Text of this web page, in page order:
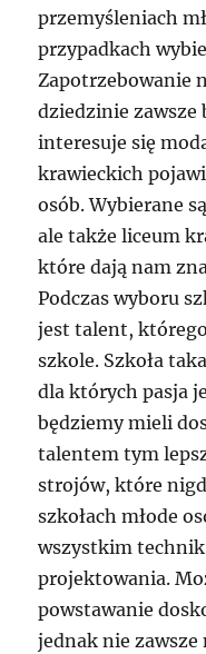
przemyśleniach
przypadkach
Zapotrzebowanie
dziedzinie zawsze
interesuje się
krawieckich
osób. Wybierane
ale także liceum
które dają nam
Podczas wyboru
jest talent,
szkole. Szkoła
dla których pasja
będziemy mieli
talentem tym
strojów, które
szkołach młode
wszystkim technik
projektowania.
powstawanie
jednak nie zawsze